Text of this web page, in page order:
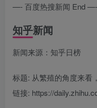
—- 百度热搜新闻 End —-
知乎新闻
新闻来源：知乎日榜
标题: 从繁殖的角度来看
链接: https://